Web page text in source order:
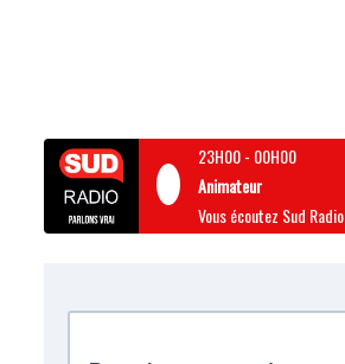
23H00- 00H00
Animateur
Vous écoutez Sud Radio